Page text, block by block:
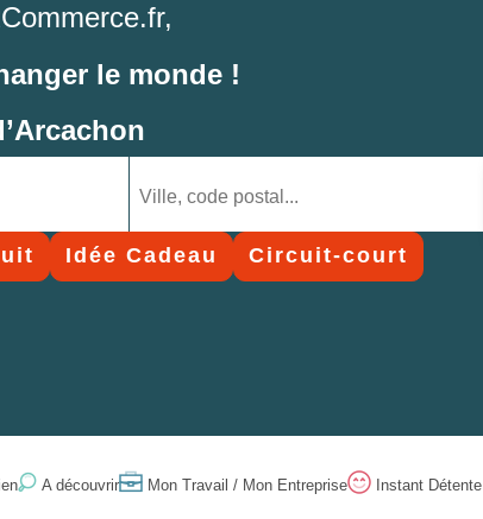
le monde !
Idée Cadeau Circuit-court
A découvrir Mon Travail / Mon Entreprise Instant Détente